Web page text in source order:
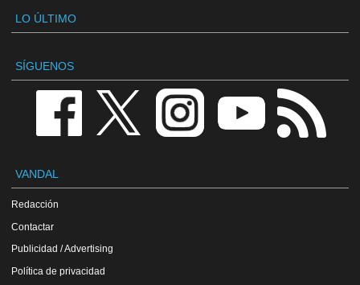
LO ÚLTIMO
SÍGUENOS
VANDAL
Redacción
Contactar
Publicidad / Advertising
Política de privacidad